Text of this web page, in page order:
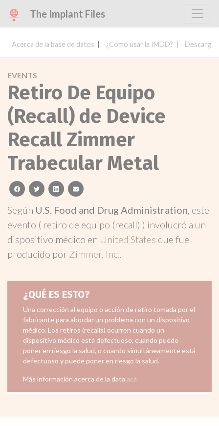
The Implant Files
Acerca de la base de datos ¿Cómo usar la IMDD? Descargar
EVENTS
Retiro De Equipo
(Recall) de Device
Recall Zimmer
Trabecular Metal
facebooktwitterlinkedinemail
Según U.S. Food and Drug Administration, este
evento ( retiro de equipo (recall) ) involucró a un
dispositivo médico en United States que fue
producido por Zimmer, Inc..
¿QUÉ ES ESTO?
Una corrección al equipo o acción de retiro tomada por el
fabricante para abordar un problema con un dispositivo
médico. Los retiros (recalls) ocurren cuando un
dispositivo médico está defectuoso, cuando puede
poner en riesgo la salud, o cuando simultáneamente está
defectuoso y puede poner en riesgo la salud.
Más información acerca de la data acá